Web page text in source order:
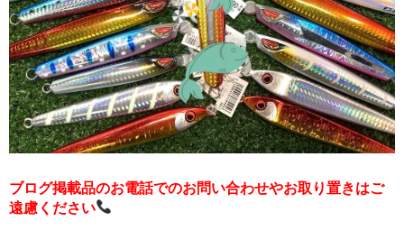
ブログ掲載品のお電話でのお問い合わせやお取り置きはご
遠慮ください